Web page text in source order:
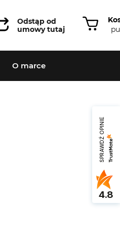
Odstąp od
umowy tutaj
O marce
SPRAWDŹ OPINIE
4.8